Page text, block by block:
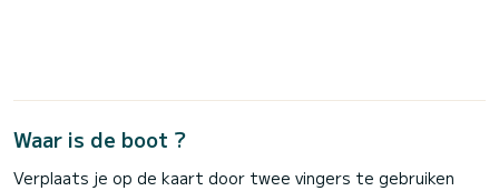
Waar is de boot ?
Verplaats je op de kaart door twee vingers te gebruiken